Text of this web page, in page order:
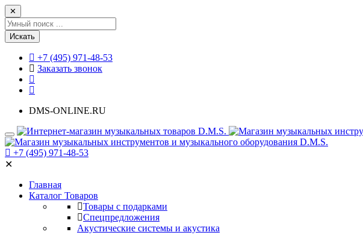
✕
Искать
+7 (495) 971-48-53
Заказать звонок
DMS-ONLINE.RU
+7 (495) 971-48-53
✕
Главная
Каталог Товаров
Товары с подарками
Спецпредложения
Акустические системы и акустика